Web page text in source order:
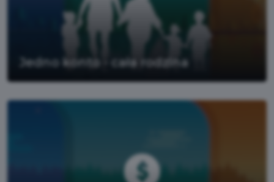
Jedno konto - cała rodzina